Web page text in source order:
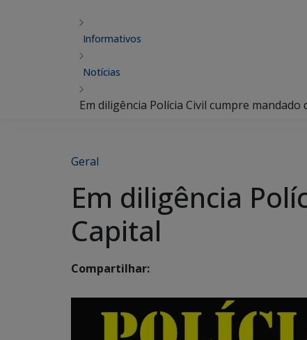
Informativos
Notícias
Em diligência Polícia Civil cumpre mandado
Geral
Em diligência
Capital
Compartilhar: